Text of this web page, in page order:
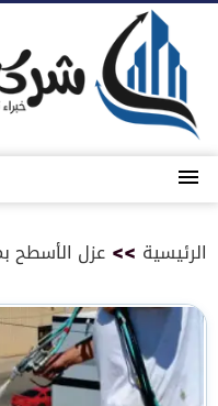
المحتوى
القائمة
الرئيسية >> عزل الأسطح